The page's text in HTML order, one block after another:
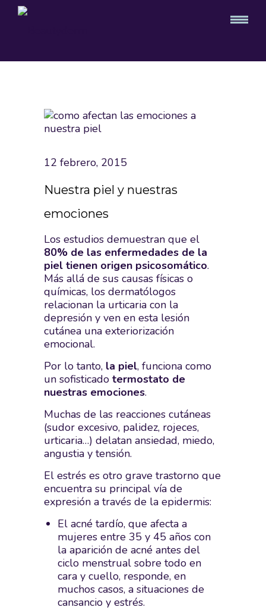
12 febrero, 2015
Nuestra piel y nuestras
emociones
Los estudios demuestran que el
80% de las enfermedades de la
piel tienen origen psicosomático.
Más allá de sus causas físicas o
químicas, los dermatólogos
relacionan la urticaria con la
depresión y ven en esta lesión
cutánea una exteriorización
emocional.
Por lo tanto, la piel, funciona como
un sofisticado termostato de
nuestras emociones.
Muchas de las reacciones cutáneas
(sudor excesivo, palidez, rojeces,
urticaria…) delatan ansiedad, miedo,
angustia y tensión.
El estrés es otro grave trastorno que
encuentra su principal vía de
expresión a través de la epidermis:
El acné tardío, que afecta a
mujeres entre 35 y 45 años con
la aparición de acné antes del
ciclo menstrual sobre todo en
cara y cuello, responde, en
muchos casos, a situaciones de
cansancio y estrés.